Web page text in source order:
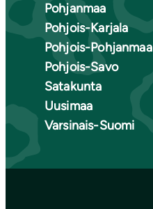
Pohjanmaa
Pohjois-Karjala
Pohjois-Pohjanmaa
Pohjois-Savo
Satakunta
Uusimaa
Varsinais-Suomi